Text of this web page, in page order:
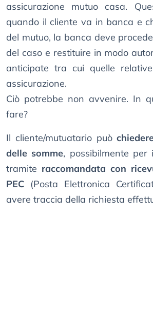
assicurazione mutuo casa.
quando il cliente va in banca e
del mutuo, la banca deve
del caso e restituire in modo
anticipate tra cui quelle
assicurazione.
Ciò potrebbe non avvenire. In
fare?
Il cliente/mutuatario può
delle somme, possibilmente per
tramite raccomandata con
PEC (Posta Elettronica
avere traccia della richiesta